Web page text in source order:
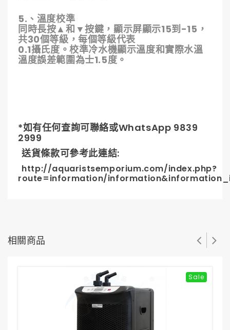
5.、溫度校準
同時長按▲和▼按鍵，顯示屏顯示15到-15，
共30個等級，每個等級代表
0.1攝氏度。校準冷水機顯示溫度和實際水溫
溫度誤差範圍為士1.5度。
*如有任何查詢可聯絡或WhatsApp 9839
2999
送貨條款可參考此連結:
http://aquaristsemporium.com/index.php?
route=information/
相關商品
Sale